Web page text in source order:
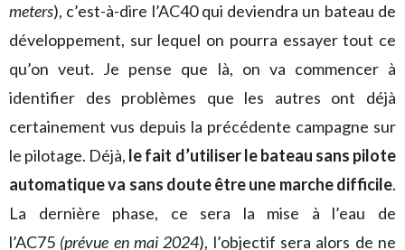
meters), c’est-à-dire l’AC40 qui deviendra un bateau de
développement, sur lequel on pourra essayer tout ce
qu’on veut. Je pense que là, on va commencer à
identifier des problèmes que les autres ont déjà
certainement vus depuis la précédente campagne sur
le pilotage. Déjà, le fait d’utiliser le bateau sans pilote
automatique va sans doute être une marche difficile.
La dernière phase, ce sera la mise à l’eau de
l’AC75 (prévue en mai 2024), l’objectif sera alors de ne